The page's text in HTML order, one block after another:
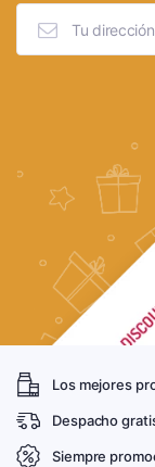
Los mejores
Despacho
Siempre